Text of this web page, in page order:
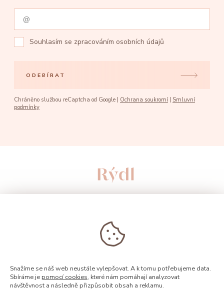
Souhlasím se zpracováním osobních údajů
ODEBÍRAT
Chráněno službou reCaptcha od Google | Ochrana soukromí
Smluvní
podmínky
© 2026, Rýdl
Snažíme se náš web neustále vylepšovat. A k tomu potřebujeme data.
Sbíráme je pomocí cookies, které nám pomáhají analyzovat
návštěvnost a následně přizpůsobit obsah a reklamu.